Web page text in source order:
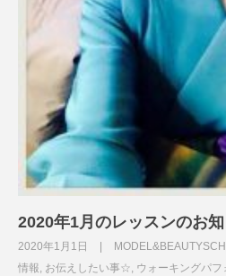
2020年1月のレッスンのお
2020年1月1日
情報, お伝えしたい事☆, ウォーキングパフ